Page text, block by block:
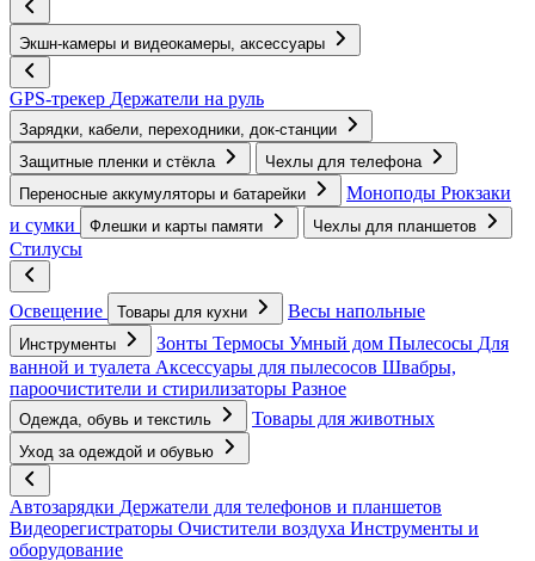
Экшн-камеры и видеокамеры, аксессуары
GPS-трекер Держатели на руль
Зарядки, кабели, переходники, док-станции
Защитные пленки и стёкла
Чехлы для телефона
Переносные аккумуляторы и батарейки
Моноподы Рюкзаки
и сумки
Флешки и карты памяти Чехлы для планшетов
Стилусы
Освещение Товары для кухни Весы напольные
Инструменты Зонты Термосы Умный дом Пылесосы Для
ванной и туалета Аксессуары для пылесосов Швабры,
пароочистители и стирилизаторы Разное
Одежда, обувь и текстиль Товары для животных
Уход за одеждой и обувью
Автозарядки Держатели для телефонов и планшетов
Видеорегистраторы Очистители воздуха Инструменты и
оборудование